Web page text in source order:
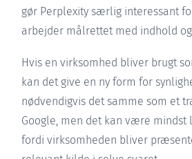
gør Perplexity særlig interessant
arbejder målrettet med indhold
Hvis en virksomhed bliver brugt
kan det give en ny form for
nødvendigvis det samme som et
Google, men det kan være
fordi virksomheden bliver